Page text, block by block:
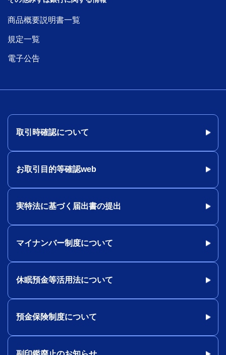
商品概要説明書一覧
規定一覧
電子公告
取引時確認について
お取引目的等確認web
実特法に基づく届出書の提出
マイナンバー制度について
休眠預金等活用法について
預金保険制度について